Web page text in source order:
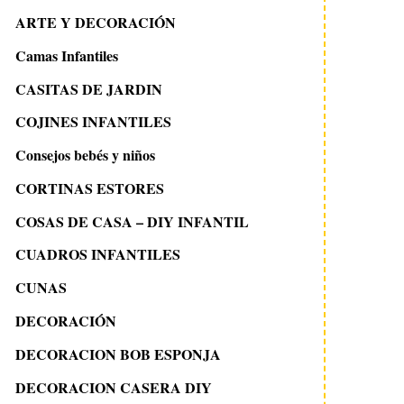
ARTE Y DECORACIÓN
Camas Infantiles
CASITAS DE JARDIN
COJINES INFANTILES
Consejos bebés y niños
CORTINAS ESTORES
COSAS DE CASA – DIY INFANTIL
CUADROS INFANTILES
CUNAS
DECORACIÓN
DECORACION BOB ESPONJA
DECORACION CASERA DIY